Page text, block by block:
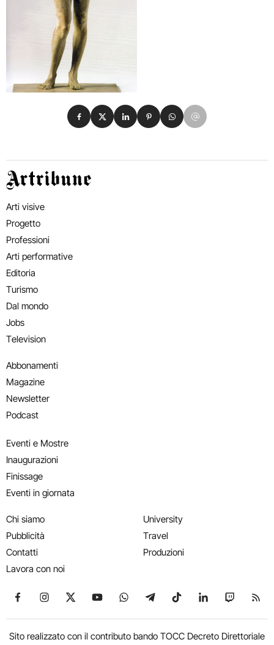
Condividi su Facebook
Condividi su X
Condividi su LinkedIn
Condividi su Pinterest
Condividi su WhatsApp
Condividi su Email
Artribune
Arti visive
Progetto
Professioni
Arti performative
Editoria
Turismo
Dal mondo
Jobs
Television
Abbonamenti
Magazine
Newsletter
Podcast
Eventi e Mostre
Inaugurazioni
Finissage
Eventi in giornata
Chi siamo
Pubblicità
Contatti
Lavora con noi
University
Travel
Produzioni
Seguici su Facebook
Seguici su Instagram
Seguici su X
Seguici su YouTube
Seguici su WhatsApp
Seguici su Telegram
Seguici su TikTok
Seguici su
Seguici
Sito realizzato con il contributo bando TOCC Decreto Direttoriale